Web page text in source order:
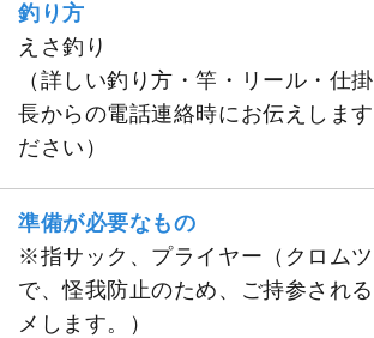
釣り方
えさ釣り
（詳しい釣り方・竿・リール・仕
長からの電話連絡時にお伝えしま
ださい）
準備が必要なもの
※指サック、プライヤー（クロム
で、怪我防止のため、ご持参され
メします。）